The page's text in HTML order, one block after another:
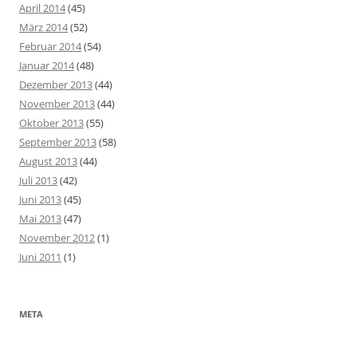
April 2014(45)
März 2014(52)
Februar 2014(54)
Januar 2014(48)
Dezember 2013(44)
November 2013(44)
Oktober 2013(55)
September 2013(58)
August 2013(44)
Juli 2013(42)
Juni 2013(45)
Mai 2013(47)
November 2012(1)
Juni 2011 (1)
META